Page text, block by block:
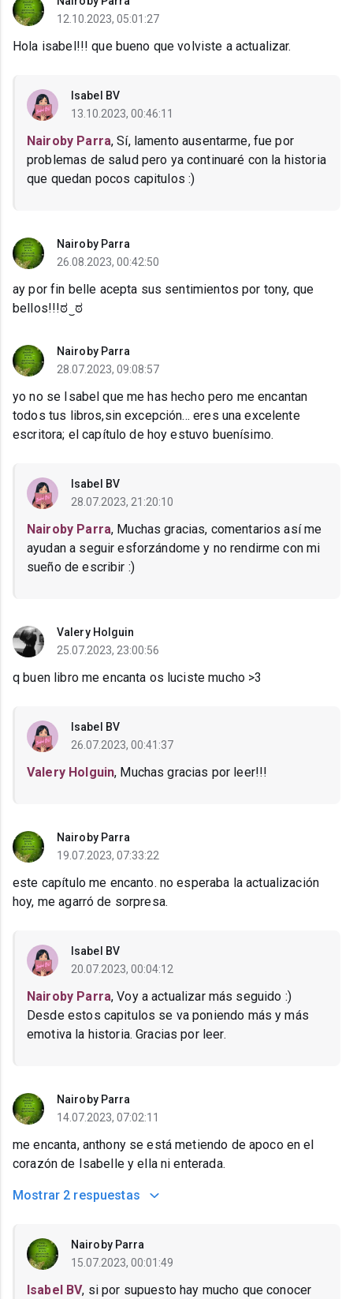
12.10.2023, 05:01:27
Hola isabel!!! que bueno que volviste a actualizar.
Isabel BV
13.10.2023, 00:46:11
Nairoby Parra, Sí, lamento ausentarme, fue por
problemas de salud pero ya continuaré con la historia
que quedan pocos capitulos :)
Nairoby Parra
26.08.2023, 00:42:50
ay por fin belle acepta sus sentimientos por tony, que
bellos!!!ಠ⁠‿⁠ಠ
Nairoby Parra
28.07.2023, 09:08:57
yo no se Isabel que me has hecho pero me encantan
todos tus libros,sin excepción... eres una excelente
escritora; el capítulo de hoy estuvo buenísimo.
Isabel BV
28.07.2023, 21:20:10
Nairoby Parra, Muchas gracias, comentarios así me
ayudan a seguir esforzándome y no rendirme con mi
sueño de escribir :)
Valery Holguin
25.07.2023, 23:00:56
q buen libro me encanta os luciste mucho >3
Isabel BV
26.07.2023, 00:41:37
Valery Holguin, Muchas gracias por leer!!!
Nairoby Parra
19.07.2023, 07:33:22
este capítulo me encanto. no esperaba la actualización
hoy, me agarró de sorpresa.
Isabel BV
20.07.2023, 00:04:12
Nairoby Parra, Voy a actualizar más seguido :)
Desde estos capitulos se va poniendo más y más
emotiva la historia. Gracias por leer.
Nairoby Parra
14.07.2023, 07:02:11
me encanta, anthony se está metiendo de apoco en el
corazón de Isabelle y ella ni enterada.
Mostrar 2 respuestas
Nairoby Parra
15.07.2023, 00:01:49
Isabel BV, si por supuesto hay mucho que conocer